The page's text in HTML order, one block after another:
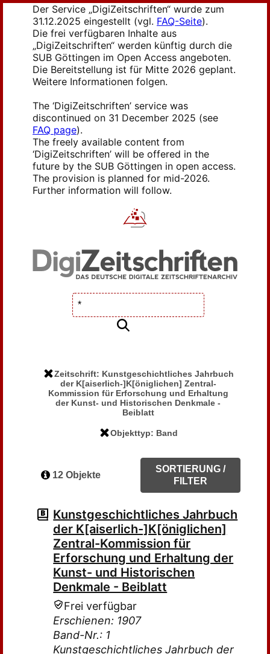
Der Service „DigiZeitschriften“ wurde zum
31.12.2025 eingestellt (vgl. FAQ-Seite).
Die frei verfügbaren Inhalte aus
„DigiZeitschriften“ werden künftig durch die
SUB Göttingen im Open Access angeboten.
Die Bereitstellung ist für Mitte 2026 geplant.
Weitere Informationen folgen.
The ‘DigiZeitschriften’ service was
discontinued on 31 December 2025 (see
FAQ page).
The freely available content from
‘DigiZeitschriften’ will be offered in the
future by the SUB Göttingen in open access.
The provision is planned for mid-2026.
Further information will follow.
Zeitschrift: Kunstgeschichtliches Jahrbuch
der K[aiserlich-]K[öniglichen] Zentral-
Kommission für Erforschung und Erhaltung
der Kunst- und Historischen Denkmale -
Beiblatt
Objekttyp: Band
12 Objekte
SORTIERUNG /
FILTER
Kunstgeschichtliches Jahrbuch
der K[aiserlich-]K[öniglichen]
Zentral-Kommission für
Erforschung und Erhaltung der
Kunst- und Historischen
Denkmale - Beiblatt
Frei verfügbar
Erschienen: 1907
Band-Nr.: 1
Kunstgeschichtliches Jahrbuch der